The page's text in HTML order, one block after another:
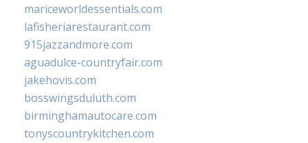
mariceworldessentials.com
lafisheriarestaurant.com
915jazzandmore.com
aguadulce-countryfair.com
jakehovis.com
bosswingsduluth.com
birminghamautocare.com
tonyscountrykitchen.com